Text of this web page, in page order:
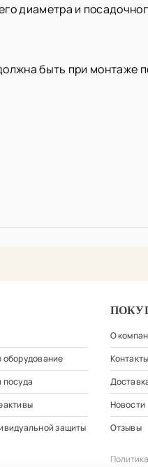
диаметра и
быть при
оборудование
посуда
защиты
О
Контакты
Новости
Отзывы